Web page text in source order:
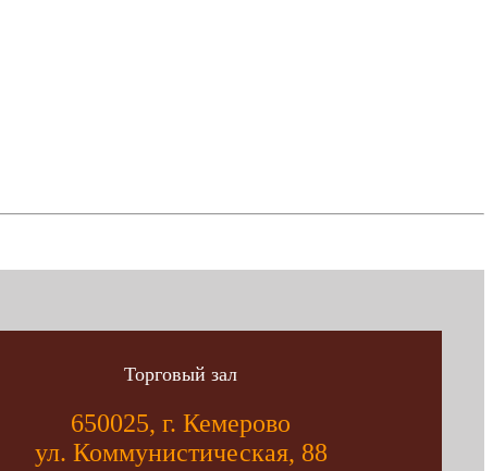
Торговый зал
650025, г. Кемерово
ул. Коммунистическая, 88